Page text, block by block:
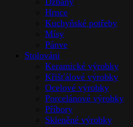
Hrnce
Kuchyňské potřeby
Mísy
Pánve
Stolováni
Keramické výrobky
Křišťálové výrobky
Ocelové výrobky
Porcelánové výrobky
Příbory
Skleněné výrobky